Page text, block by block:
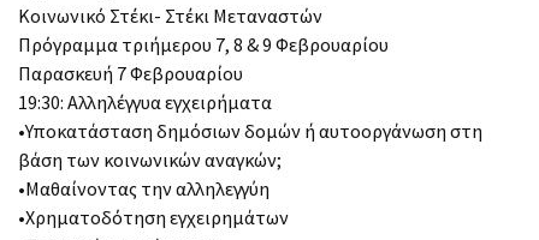
Κοινωνικό Στέκι- Στέκι Μεταναστών
Πρόγραμμα τριήμερου 7, 8 & 9 Φεβρουαρίου
Παρασκευή 7 Φεβρουαρίου
19:30: Αλληλέγγυα εγχειρήματα
•Υποκατάσταση δημόσιων δομών ή αυτοοργάνωση στη
βάση των κοινωνικών αναγκών;
•Μαθαίνοντας την αλληλεγγύη
•Χρηματοδότηση εγχειρημάτων